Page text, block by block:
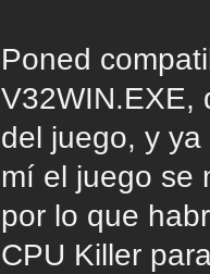
Poned
V32WIN.EXE,
del juego, y
mí el juego se
por lo que
CPU Killer